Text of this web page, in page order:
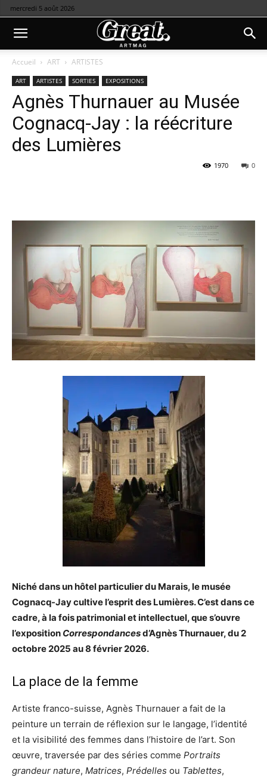
mercredi 5 août 2026
Accueil ART ARTISTES
ART ARTISTES SORTIES EXPOSITIONS
Agnès Thurnauer au Musée
Cognacq-Jay : la réécriture
des Lumières
0
1970
Niché dans un hôtel particulier du Marais, le musée
Cognacq-Jay cultive l’esprit des Lumières. C’est dans ce
cadre, à la fois patrimonial et intellectuel, que s’ouvre
l’exposition Correspondancesd’Agnès Thurnauer, du 2
octobre 2025 au 8 février 2026.
La place de la femme
Artiste franco-suisse, Agnès Thurnauer a fait de la
peinture un terrain de réflexion sur le langage, l’identité
et la visibilité des femmes dans l’histoire de l’art. Son
œuvre, traversée par des séries comme Portraits
grandeur nature, Matrices, Prédelles ou Tablettes,